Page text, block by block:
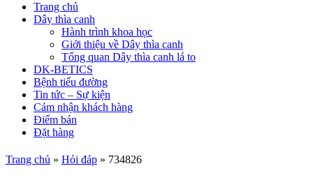
Trang chủ
Dây thìa canh
Hành trình khoa học
Giới thiệu về Dây thìa canh
Tổng quan Dây thìa canh lá to
DK-BETICS
Bệnh tiểu đường
Tin tức – Sự kiện
Cảm nhận khách hàng
Điểm bán
Đặt hàng
Trang chủ » Hỏi đáp » 734826